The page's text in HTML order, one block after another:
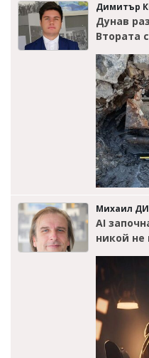
Димитър
Дунав
Втората
Михаил
AI
никой не